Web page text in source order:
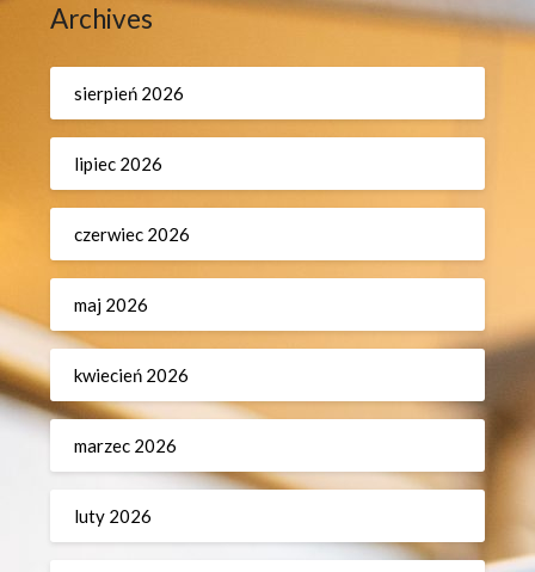
Archives
sierpień 2026
lipiec 2026
czerwiec 2026
maj 2026
kwiecień 2026
marzec 2026
luty 2026